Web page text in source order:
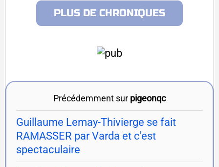
PLUS DE CHRONIQUES
Précédemment sur pigeonqc
Guillaume Lemay-Thivierge se fait
RAMASSER par Varda et c'est
spectaculaire